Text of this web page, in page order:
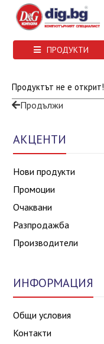
ПРОДУКТИ
Продуктът не е открит!
Продължи
АКЦЕНТИ
Нови продукти
Промоции
Очаквани
Разпродажба
Производители
ИНФОРМАЦИЯ
Общи условия
Контакти